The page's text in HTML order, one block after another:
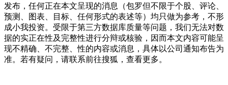
发布，任何正在本文呈现的消息（包罗但不限于个股、评论、
预测、图表、目标、任何形式的表述等）均只做为参考，不形
成小我投资。受限于第三方数据库质量等问题，我们无法对数
据的实正在性及完整性进行分辩或核验，因而本文内容可能呈
现不精确、不完整、性的内容或消息，具体以公司通知布告为
准。若有疑问，请联系前往搜狐，查看更多。